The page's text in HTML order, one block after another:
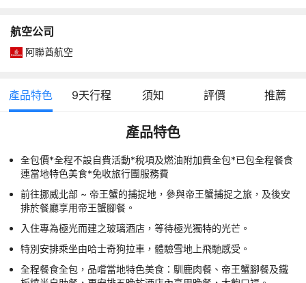
航空公司
阿聯酋航空
產品特色 9天行程 須知 評價 推薦
產品特色
全包價*全程不設自費活動*稅項及燃油附加費全包*已包全程餐食
連當地特色美食*免收旅行團服務費
前往挪威北部 ~ 帝王蟹的捕捉地，參與帝王蟹捕捉之旅，及後安
排於餐廳享用帝王蟹腳餐。
入住專為極光而建之玻璃酒店，等待極光獨特的光芒。
特別安排乘坐由哈士奇狗拉車，體驗雪地上飛馳感受。
全程餐食全包，品嚐當地特色美食：馴鹿肉餐、帝王蟹腳餐及鐵